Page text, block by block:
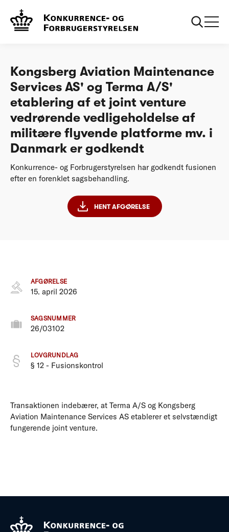
Afgørelser
Terma AS' etablering af et joint venture er
godkendt
Kongsberg Aviation Maintenance
Services AS' og Terma A/S'
etablering af et joint venture
vedrørende vedligeholdelse af
militære flyvende platforme mv. i
Danmark er godkendt
Konkurrence- og Forbrugerstyrelsen har godkendt fusionen
efter en forenklet sagsbehandling.
HENT AFGØRELSE
AFGØRELSE
15. april 2026
SAGSNUMMER
26/03102
LOVGRUNDLAG
§ 12 - Fusionskontrol
Transaktionen indebærer, at Terma A/S og Kongsberg
Aviation Maintenance Services AS etablerer et selvstændigt
fungerende joint venture.